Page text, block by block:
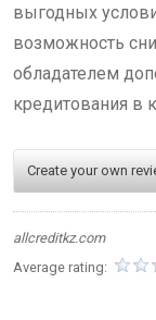
выгодных
возможность
обладателем
кредитования в
Create your own
allcreditkz.com
Average rating: